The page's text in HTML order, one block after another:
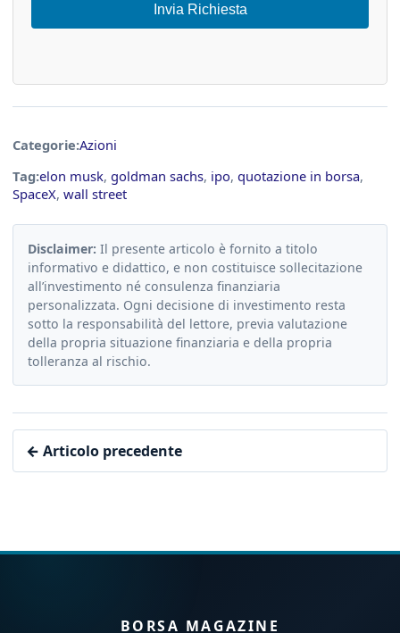
Invia Richiesta
Categorie:Azioni
Tag:elon musk, goldman sachs, ipo, quotazione in borsa,
SpaceX, wall street
Disclaimer: Il presente articolo è fornito a titolo
informativo e didattico, e non costituisce sollecitazione
all’investimento né consulenza finanziaria
personalizzata. Ogni decisione di investimento resta
sotto la responsabilità del lettore, previa valutazione
della propria situazione finanziaria e della propria
tolleranza al rischio.
← Articolo precedente
BORSA MAGAZINE